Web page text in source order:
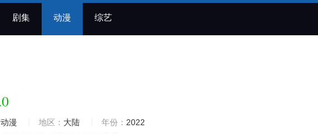
剧集 动漫 综艺
漫 地区： 大陆 年份： 2022